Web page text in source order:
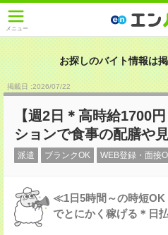
メニュー
お探しのバイト情報は
掲載日 :2026/07/22
【週2日＊高時給1700
ションで食事の配膳や
派遣 ブランクOK WEB登録・面接
≪1日5時間～の時短
でとにかく稼げる＊日